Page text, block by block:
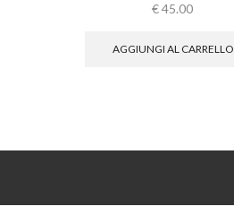
€45.00
AGGIUNGI AL CARRELLO